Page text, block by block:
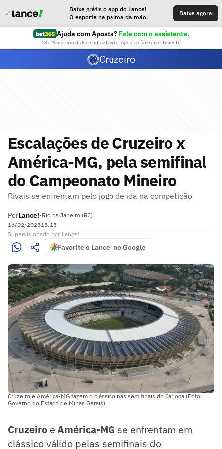
Baixe grátis o app do Lance!
O esporte na palma da mão.
Baixe agora
Ajuda com Aposta? Fale com o assistente.
18+ Ministério da Fazenda adverte: Aposta não é investimento
Cruzeiro
Escalações de Cruzeiro x
América-MG, pela semifinal
do Campeonato Mineiro
Rivais se enfrentam pelo jogo de ida na competição
PorLance!•Rio de Janeiro (RJ)
16/02/202515:15
Supervisionado por Lance!
Favorite o Lance! no Google
Cruzeiro e América-MG fazem o clássico nas semifinais do Carioca (Foto:
Governo do Estado de Minas Gerais)
Cruzeiro e América-MG se enfrentam em
clássico válido pelas semifinais do